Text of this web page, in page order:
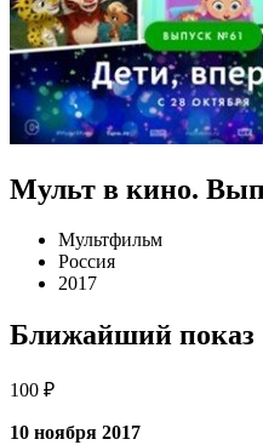
Мульт в кино.
Мультфильм
Россия
2017
Ближайший показ
100 ₽
10 ноября 2017